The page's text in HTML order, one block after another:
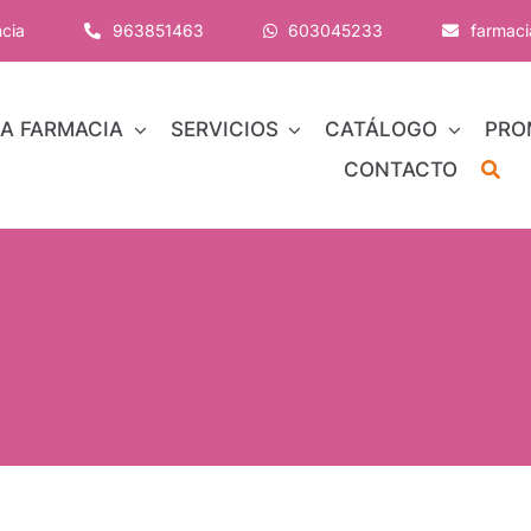
963851463 603045233
FARMACIA SERVICIOS CATÁLOGO
CONTACTO